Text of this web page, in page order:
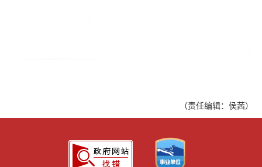
（责任编辑：侯茜）